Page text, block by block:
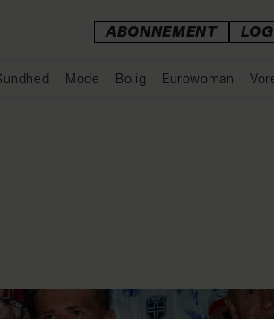
ABONNEMENT
Mode Bolig Eurowoman